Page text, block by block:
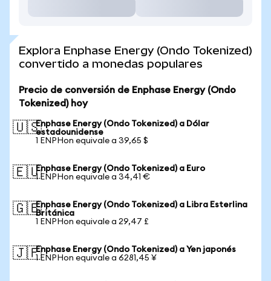
Explora Enphase Energy (Ondo Tokenized)
convertido a monedas populares
Precio de conversión de Enphase Energy (Ondo
Tokenized) hoy
🇺🇸Enphase Energy (Ondo Tokenized) a Dólar
estadounidense
1 ENPHon equivale a 39,65 $
🇪🇺Enphase Energy (Ondo Tokenized) a Euro
1 ENPHon equivale a 34,41 €
🇬🇧Enphase Energy (Ondo Tokenized) a Libra Esterlina
Británica
1 ENPHon equivale a 29,47 £
🇯🇵Enphase Energy (Ondo Tokenized) a Yen japonés
1 ENPHon equivale a 6281,45 ¥